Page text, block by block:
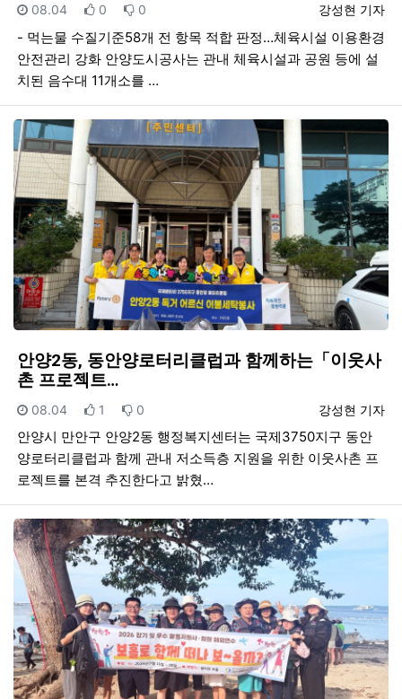
등록자
강성현 기자
등록일
08.04 추천
0 비추천
0
- 먹는물 수질기준58개 전 항목 적합 판정…체육시설 이용환경
안전관리 강화 안양도시공사는 관내 체육시설과 공원 등에 설
치된 음수대 11개소를 …
안양2동, 동안양로터리클럽과 함께하는「이웃사
촌 프로젝트…
등록자
강성현 기자
등록일
08.04 추천
1 비추천
0
안양시 만안구 안양2동 행정복지센터는 국제3750지구 동안
양로터리클럽과 함께 관내 저소득층 지원을 위한 이웃사촌 프
로젝트를 본격 추진한다고 밝혔…